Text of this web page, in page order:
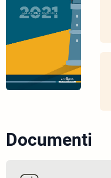
Documenti